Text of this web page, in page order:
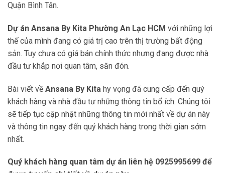
Quận Bình Tân.
Dự án Ansana By Kita Phường An Lạc HCM với những lợi
thế của mình đang có giá trị cao trên thị trường bất động
sản. Tuy chưa có giá bán chính thức nhưng đang được nhà
đầu tư khắp nơi quan tâm, săn đón.
Bài viết về Ansana By Kita hy vọng đã cung cấp đến quý
khách hàng và nhà đầu tư những thông tin bổ ích. Chúng tôi
sẽ tiếp tục cập nhật những thông tin mới nhất về dự án này
và thông tin ngay đến quý khách hàng trong thời gian sớm
nhất.
Quý khách hàng quan tâm dự án liên hệ 0925995699 để